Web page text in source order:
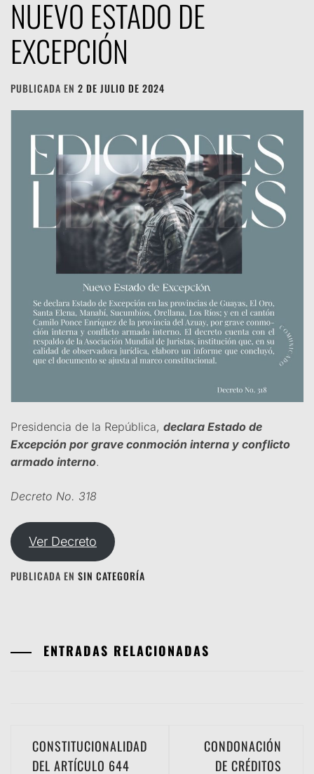
NUEVO ESTADO DE
EXCEPCIÓN
PUBLICADA EN 2 DE JULIO DE 2024
Presidencia de la República, declara Estado de
Excepción por grave conmoción interna y conflicto
armado interno.
Decreto No. 318
Ver Decreto
PUBLICADA EN SIN CATEGORÍA
ENTRADAS RELACIONADAS
Navegación
CONSTITUCIONALIDAD
DEL ARTÍCULO 644
CONDONACIÓN
DE CRÉDITOS